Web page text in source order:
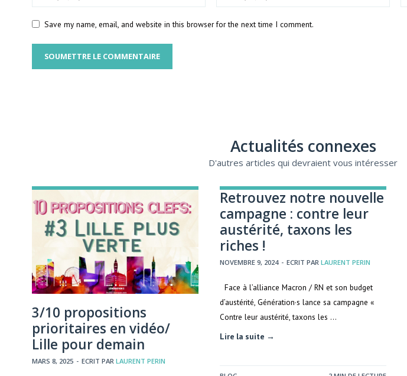
Save my name, email, and website in this browser for the next time I comment.
SOUMETTRE LE COMMENTAIRE
Actualités connexes
D'autres articles qui devraient vous intéresser
3/10 propositions
prioritaires en vidéo/
Lille pour demain
MARS 8, 2025 - ECRIT PAR LAURENT PERIN
Retrouvez notre nouvelle
campagne : contre leur
austérité, taxons les
riches !
NOVEMBRE 9, 2024 - ECRIT PAR LAURENT PERIN
Face à l’alliance Macron / RN et son budget
d’austérité, Génération·s lance sa campagne «
Contre leur austérité, taxons les …
Lire la suite →